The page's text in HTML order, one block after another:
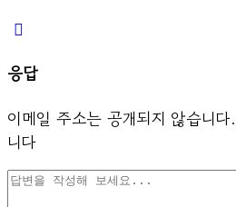
응답
이메일 주소는 공개되지 않습니다.
니다